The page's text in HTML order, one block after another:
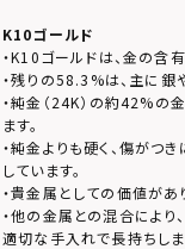
K10ゴールド
・K10ゴールドは、金の含
・残りの58.3%は、主に銀
・純金（24K）の約42%の
ます。
・純金よりも硬く、傷がつ
しています。
・貴金属としての価値があ
・他の金属との混合により
適切な手入れで長持ちしま